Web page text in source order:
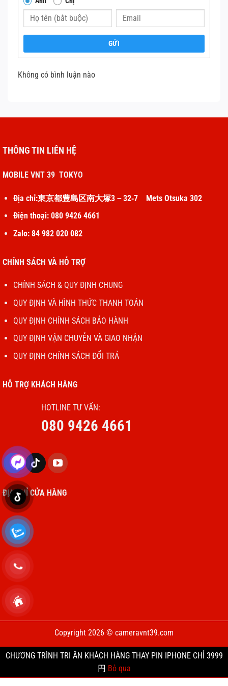
tránh hư hỏng thêm.
Đưa máy đến trung tâm sửa chữa chuyên
nghiệp để kiểm tra và xử lý kịp thời.
4. Đứt dây loa hoặc chân tiếp xúc lỏng
Sử dụng MacBook trong thời gian dài có thể
lỏng, gây ra hiện tượng âm thanh bị rè hoặc
Cách khắc phục:
xúc nếu phát hiện hư hỏng.
để đảm bảo an toàn và hiệu quả.
5. Lỗi phần mềm hoặc xung đột hệ thống
Thay loa macbook
Nguyên nhân:
Cách khắc phục:
Khởi động lại MacBook để làm mới hệ thống.
Cập nhật hệ điều hành và các phần mềm liên
quan đến âm thanh.
GỬI
Không có bình luận nào
THÔNG TIN LIÊN HỆ
MOBILE VNT 39 TOKYO
Địa chỉ:東京都豊島区南大塚3－32‐7 Mets Otsuka 302
Điện thoại: 080 9426 4661
Zalo: 84 982 020 082
CHÍNH SÁCH VÀ HỖ TRỢ
CHÍNH SÁCH & QUY ĐỊNH CHUNG
QUY ĐỊNH VÀ HÌNH THỨC THANH TOÁN
QUY ĐỊNH CHÍNH SÁCH BẢO HÀNH
QUY ĐỊNH VẬN CHUYỄN VÀ GIAO NHẬN
QUY ĐỊNH CHÍNH SÁCH ĐỔI TRẢ
HỖ TRỢ KHÁCH HÀNG
HOTLINE TƯ VẤN:
080 9426 4661
ĐỊA CHỈ CỬA HÀNG
Copyright 2026 © cameravnt39.com
CHƯƠNG TRÌNH TRI ÂN KHÁCH HÀNG THAY PIN IPHONE CHỈ 3999
円 Bỏ qua